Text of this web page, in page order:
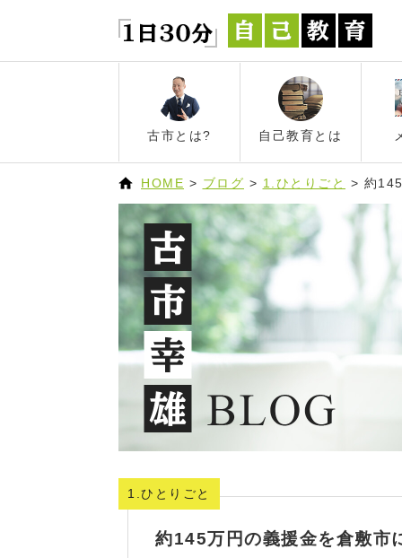
古市とは? 自己教育とは
HOME > ブログ > 1.ひとりごと > 約
1.ひとりごと
約145万円の義援金を倉敷市